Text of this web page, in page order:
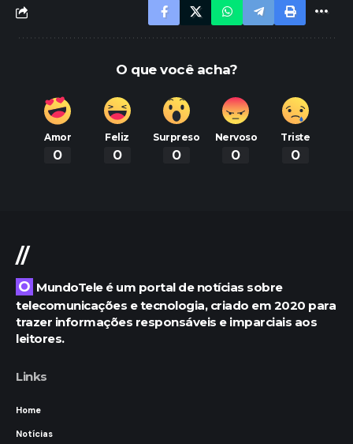
O que você acha?
Amor
0
Feliz
0
Surpreso
0
Nervoso
0
Triste
0
//
O MundoTele é um portal de notícias sobre
telecomunicações e tecnologia, criado em 2020 para
trazer informações responsáveis e imparciais aos
leitores.
Links
Home
Notícias